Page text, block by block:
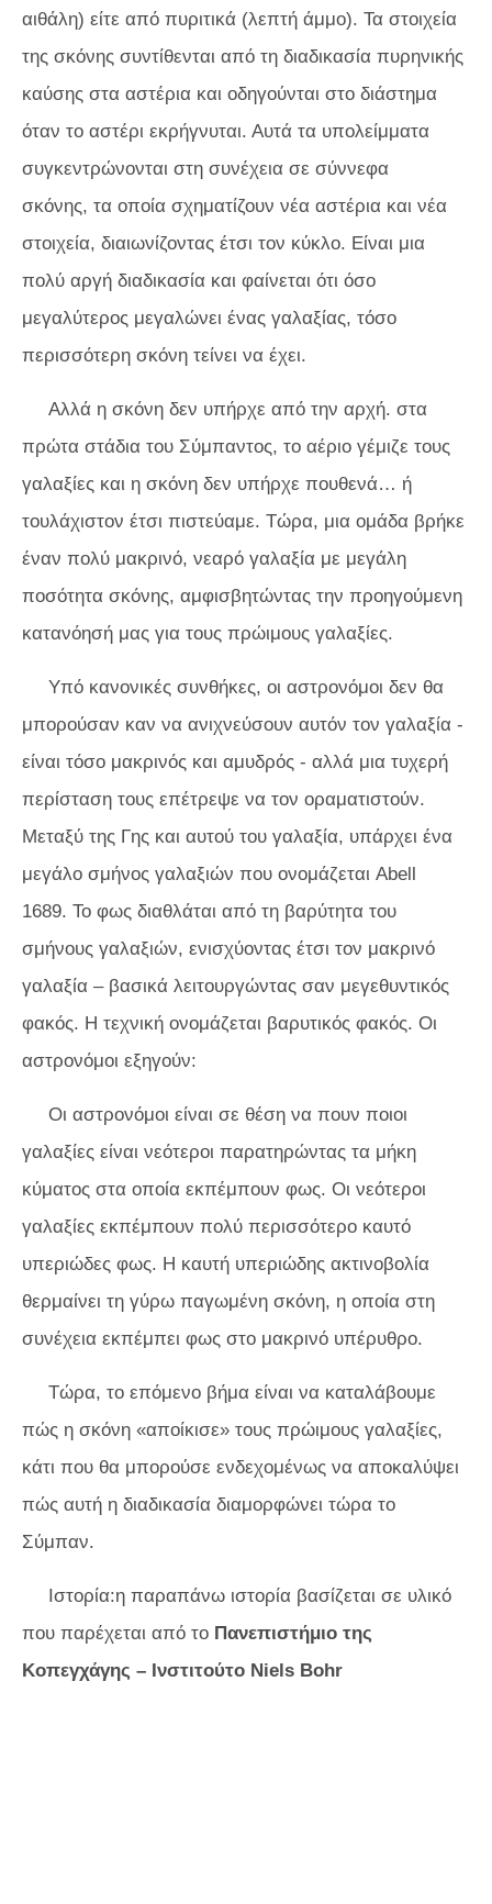
αιθάλη) είτε από πυριτικά (λεπτή άμμο). Τα στοιχεία
της σκόνης συντίθενται από τη διαδικασία πυρηνικής
καύσης στα αστέρια και οδηγούνται στο διάστημα
όταν το αστέρι εκρήγνυται. Αυτά τα υπολείμματα
συγκεντρώνονται στη συνέχεια σε σύννεφα
σκόνης, τα οποία σχηματίζουν νέα αστέρια και νέα
στοιχεία, διαιωνίζοντας έτσι τον κύκλο. Είναι μια
πολύ αργή διαδικασία και φαίνεται ότι όσο
μεγαλύτερος μεγαλώνει ένας γαλαξίας, τόσο
περισσότερη σκόνη τείνει να έχει.
Αλλά η σκόνη δεν υπήρχε από την αρχή. στα
πρώτα στάδια του Σύμπαντος, το αέριο γέμιζε τους
γαλαξίες και η σκόνη δεν υπήρχε πουθενά… ή
τουλάχιστον έτσι πιστεύαμε. Τώρα, μια ομάδα βρήκε
έναν πολύ μακρινό, νεαρό γαλαξία με μεγάλη
ποσότητα σκόνης, αμφισβητώντας την προηγούμενη
κατανόησή μας για τους πρώιμους γαλαξίες.
Υπό κανονικές συνθήκες, οι αστρονόμοι δεν θα
μπορούσαν καν να ανιχνεύσουν αυτόν τον γαλαξία -
είναι τόσο μακρινός και αμυδρός - αλλά μια τυχερή
περίσταση τους επέτρεψε να τον οραματιστούν.
Μεταξύ της Γης και αυτού του γαλαξία, υπάρχει ένα
μεγάλο σμήνος γαλαξιών που ονομάζεται Abell
1689. Το φως διαθλάται από τη βαρύτητα του
σμήνους γαλαξιών, ενισχύοντας έτσι τον μακρινό
γαλαξία – βασικά λειτουργώντας σαν μεγεθυντικός
φακός. Η τεχνική ονομάζεται βαρυτικός φακός. Οι
αστρονόμοι εξηγούν:
Οι αστρονόμοι είναι σε θέση να πουν ποιοι
γαλαξίες είναι νεότεροι παρατηρώντας τα μήκη
κύματος στα οποία εκπέμπουν φως. Οι νεότεροι
γαλαξίες εκπέμπουν πολύ περισσότερο καυτό
υπεριώδες φως. Η καυτή υπεριώδης ακτινοβολία
θερμαίνει τη γύρω παγωμένη σκόνη, η οποία στη
συνέχεια εκπέμπει φως στο μακρινό υπέρυθρο.
Τώρα, το επόμενο βήμα είναι να καταλάβουμε
πώς η σκόνη «αποίκισε» τους πρώιμους γαλαξίες,
κάτι που θα μπορούσε ενδεχομένως να αποκαλύψει
πώς αυτή η διαδικασία διαμορφώνει τώρα το
Σύμπαν.
Ιστορία:η παραπάνω ιστορία βασίζεται σε υλικό
που παρέχεται από το Πανεπιστήμιο της
Κοπεγχάγης – Ινστιτούτο Niels Bohr